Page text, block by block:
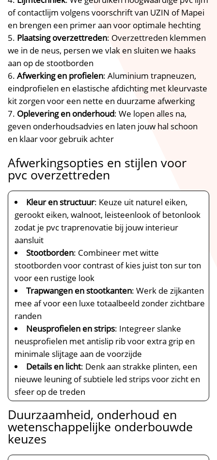
of contactlijm volgens voorschrift van UZIN of Mapei
en brengen een primer aan voor optimale hechting
Plaatsing overzettreden: Overzettreden klemmen
we in de neus, persen we vlak en sluiten we haaks
aan op de stootborden
Afwerking en profielen: Aluminium trapneuzen,
eindprofielen en elastische afdichting met kleurvaste
kit zorgen voor een nette en duurzame afwerking
Oplevering en onderhoud: We lopen alles na,
geven onderhoudsadvies en laten jouw hal schoon
en klaar voor gebruik achter
Afwerkingsopties en stijlen voor
pvc overzettreden
Kleur en structuur: Keuze uit naturel eiken,
gerookt eiken, walnoot, leisteenlook of betonlook
zodat je pvc traprenovatie bij jouw interieur
aansluit
Stootborden: Combineer met witte
stootborden voor contrast of kies juist ton sur ton
voor een rustige look
Trapwangen en stootkanten: Werk de zijkanten
mee af voor een luxe totaalbeeld zonder zichtbare
randen
Neusprofielen en strips: Integreer slanke
neusprofielen met antislip rib voor extra grip en
minimale slijtage aan de voorzijde
Details en licht: Denk aan strakke plinten, een
nieuwe leuning of subtiele led strips voor zicht en
sfeer op de treden
Duurzaamheid, onderhoud en
wetenschappelijke onderbouwde
keuzes